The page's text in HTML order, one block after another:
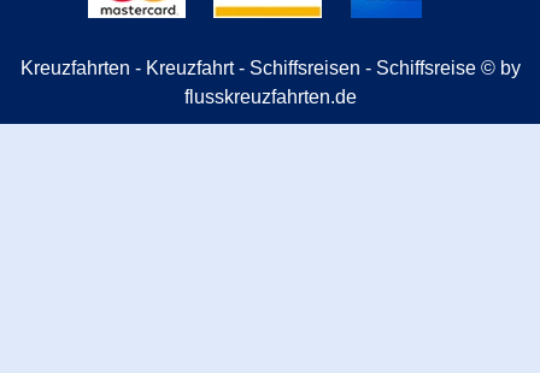
Kreuzfahrten - Kreuzfahrt - Schiffsreisen - Schiffsreise © by
flusskreuzfahrten.de